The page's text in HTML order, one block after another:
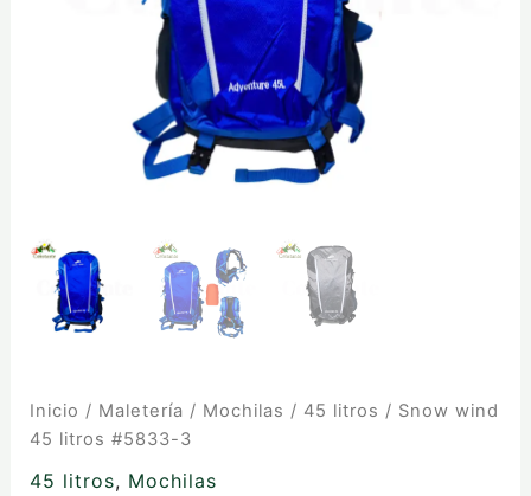
Inicio / Maletería / Mochilas / 45 litros / Snow wind
45 litros #5833-3
45 litros, Mochilas